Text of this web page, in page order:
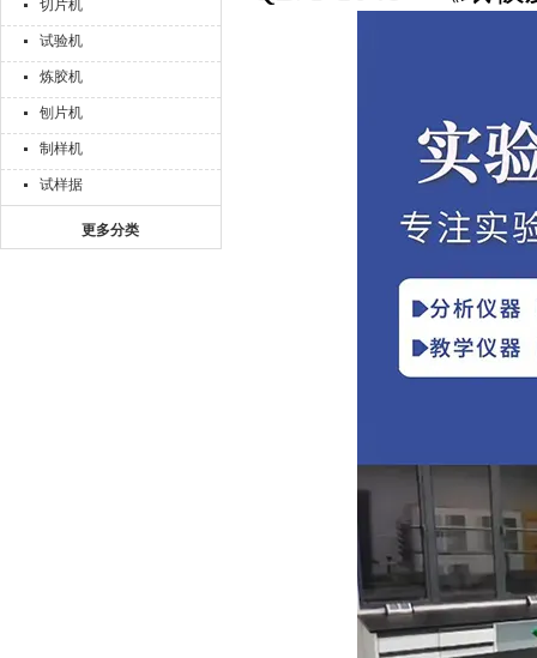
切片机
试验机
炼胶机
刨片机
制样机
试样据
更多分类